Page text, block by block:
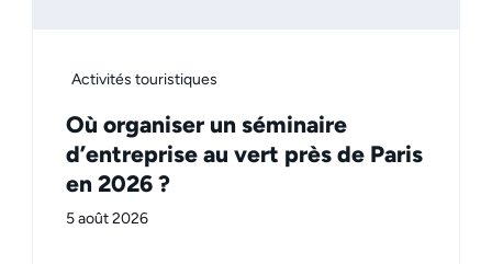
Activités touristiques
Où organiser un séminaire
d’entreprise au vert près de Paris
en 2026 ?
5 août 2026